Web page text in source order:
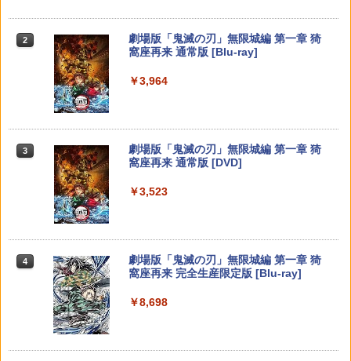
ニンテンドープリペイド番号 9000円|オ
￥9,000
ニンテンドープリペイド番号 5000円|オ
ンラインコード版
【純正品】DualSense ワイヤレスコン
【純正品】DualSense ワイヤレスコン
￥10,737
【純正品】Xbox ワイヤレス コントロー
￥7,681
B-C ケーブル
ラー (カーボンブラック)
2
劇場版「鬼滅の刃」無限城編 第一章 猗
窩座再来 通常版 [Blu-ray]
￥3,964
3
劇場版「鬼滅の刃」無限城編 第一章 猗
窩座再来 通常版 [DVD]
￥3,523
4
劇場版「鬼滅の刃」無限城編 第一章 猗
窩座再来 完全生産限定版 [Blu-ray]
￥8,698